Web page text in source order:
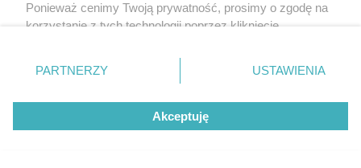
Żaden utwór zamieszczony w serwisie nie może być powielany i
rozpowszechniany lub dalej rozpowszechniany w jakikolwiek sposób (w
bez pisemnej zgody właściciela praw. Jakiekolwiek użycie lub
Ponieważ cenimy Twoją prywatność, prosimy o zgodę na
korzystanie z tych technologii poprzez kliknięcie
zmienić/wycofać klikając przycisk ustawień prywatności
znajdujący się w lewym dolnym rogu strony
rodzaje przetwarzania danych nie wymagają zgody
użytkownika, ale masz prawo sprzeciwić się takiemu
przetwarzaniu. Preferencje będą miały zastosowanie tylko
PARTNERZY USTAWIENIA
Akceptuję